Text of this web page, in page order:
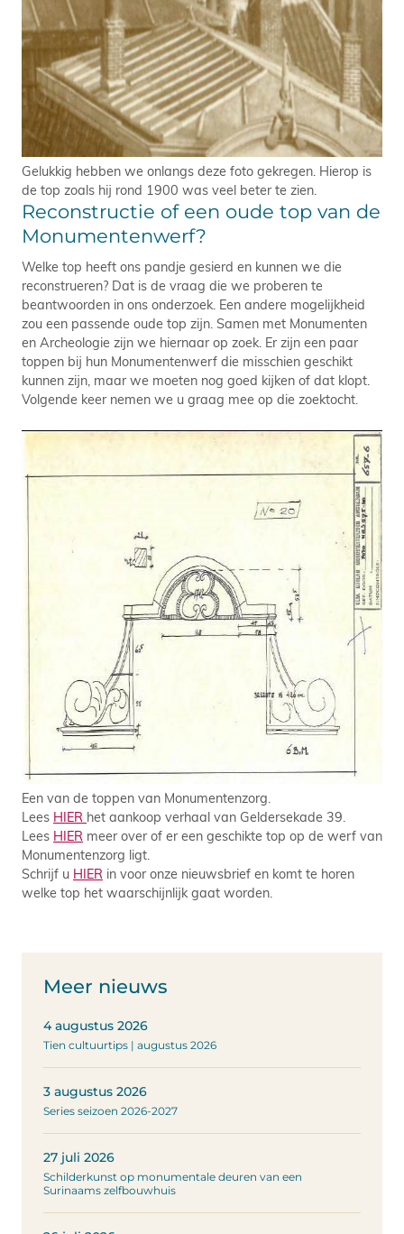
Gelukkig hebben we onlangs deze foto gekregen. Hierop is
de top zoals hij rond 1900 was veel beter te zien.
Reconstructie of een oude top van de
Monumentenwerf?
Welke top heeft ons pandje gesierd en kunnen we die
reconstrueren? Dat is de vraag die we proberen te
beantwoorden in ons onderzoek. Een andere mogelijkheid
zou een passende oude top zijn. Samen met Monumenten
en Archeologie zijn we hiernaar op zoek. Er zijn een paar
toppen bij hun Monumentenwerf die misschien geschikt
kunnen zijn, maar we moeten nog goed kijken of dat klopt.
Volgende keer nemen we u graag mee op die zoektocht.
Een van de toppen van Monumentenzorg.
Lees HIER het aankoop verhaal van Geldersekade 39.
Lees HIER meer over of er een geschikte top op de werf van
Monumentenzorg ligt.
Schrijf u HIER in voor onze nieuwsbrief en komt te horen
welke top het waarschijnlijk gaat worden.
Meer nieuws
4 augustus 2026
Tien cultuurtips | augustus 2026
3 augustus 2026
Series seizoen 2026-2027
27 juli 2026
Schilderkunst op monumentale deuren van een
Surinaams zelfbouwhuis